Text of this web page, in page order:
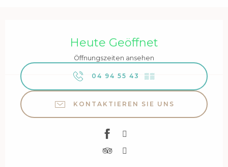
Heute Geöffnet
Öffnungszeiten ansehen
04 94 55 43 ▒▒
KONTAKTIEREN SIE UNS